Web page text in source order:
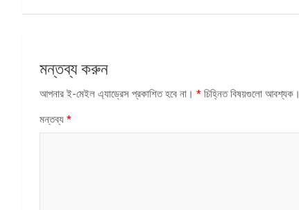
মন্তব্য করুন
আপনার ই-মেইল এ্যাড্রেস প্রকাশিত হবে না। * চিহ্নিত বিষয়গুলো আবশ্যক।
মন্তব্য *